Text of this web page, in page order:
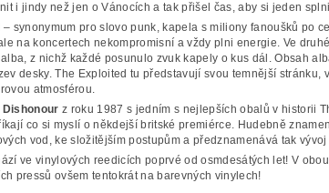
i jindy než jen o Vánocích a tak přišel čas, aby si jeden
– synonymum pro slovo punk, kapela s miliony fanoušků po
na koncertech nekompromisní a vždy plni energie. Ve
z nichž každé posunulo zvuk kapely o kus dál. Obsah
desky. The Exploited tu představují svou temnější stránku,
atmosférou.
z roku 1987 s jedním s nejlepších obalů v historii
co si myslí o někdejší britské premiérce. Hudebně
vod, ke složitějším postupům a předznamenává tak
ve vinylových reedicích poprvé od osmdesátých let! V
pressů ovšem tentokrát na barevných vinylech!